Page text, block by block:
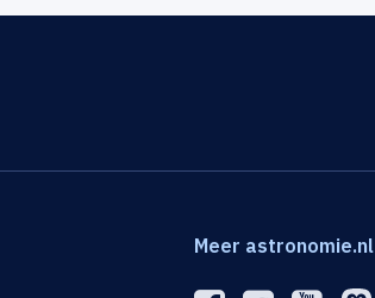
Meer astronomie.nl